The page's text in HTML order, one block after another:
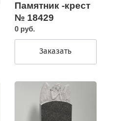
Памятник -крест
№ 18429
0 руб.
Заказать